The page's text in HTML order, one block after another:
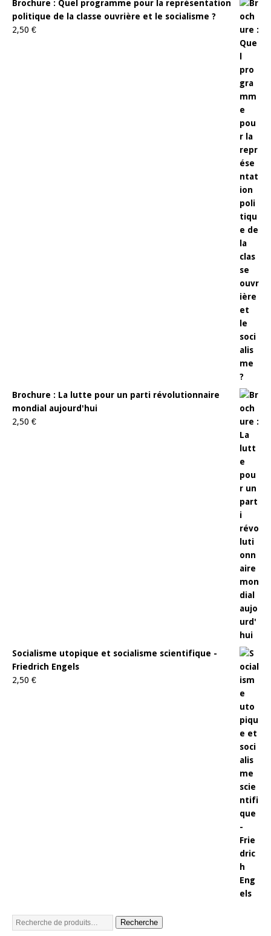
Brochure : Quel programme pour la représentation
politique de la classe ouvrière et le socialisme ?
2,50 €
Brochure : La lutte pour un parti révolutionnaire
mondial aujourd'hui
2,50 €
Socialisme utopique et socialisme scientifique -
Friedrich Engels
2,50 €
Recherche